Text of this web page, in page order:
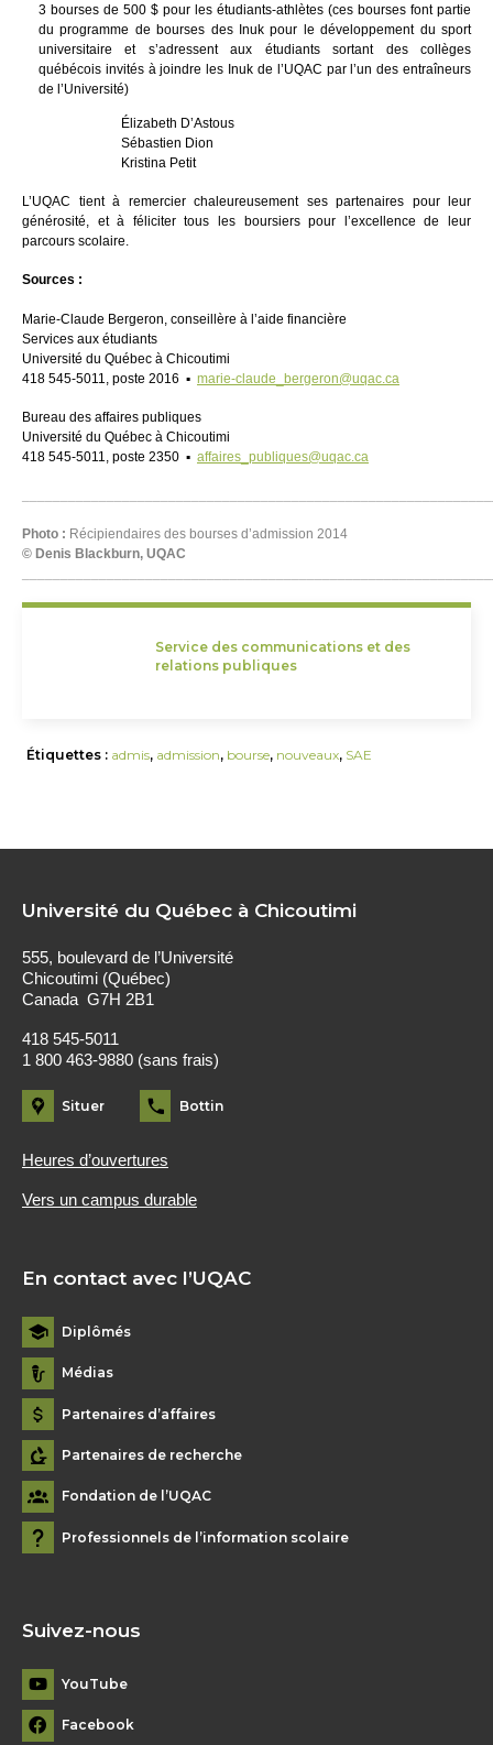
3 bourses de 500 $ pour les étudiants-athlètes (ces bourses font partie
du programme de bourses des Inuk pour le développement du sport
universitaire et s’adressent aux étudiants sortant des collèges
québécois invités à joindre les Inuk de l’UQAC par l’un des entraîneurs
de l’Université)
Élizabeth D’Astous
Sébastien Dion
Kristina Petit
L’UQAC tient à remercier chaleureusement ses partenaires pour leur
générosité, et à féliciter tous les boursiers pour l’excellence de leur
parcours scolaire.
Sources :
Marie-Claude Bergeron, conseillère à l’aide financière
Services aux étudiants
Université du Québec à Chicoutimi
418 545-5011, poste 2016 ▪ marie-claude_bergeron@uqac.ca
Bureau des affaires publiques
Université du Québec à Chicoutimi
418 545-5011, poste 2350 ▪ affaires_publiques@uqac.ca
Photo : Récipiendaires des bourses d’admission 2014
© Denis Blackburn, UQAC
Service des communications et des
relations publiques
Étiquettes : admis, admission, bourse, nouveaux, SAE
Université du Québec à Chicoutimi
555, boulevard de l’Université
Chicoutimi (Québec)
Canada G7H 2B1
418 545-5011
1 800 463-9880 (sans frais)
Situer Bottin
Heures d’ouvertures
Vers un campus durable
En contact avec l’UQAC
Diplômés
Médias
Partenaires d’affaires
Partenaires de recherche
Fondation de l’UQAC
Professionnels de l’information scolaire
Suivez-nous
YouTube
Facebook